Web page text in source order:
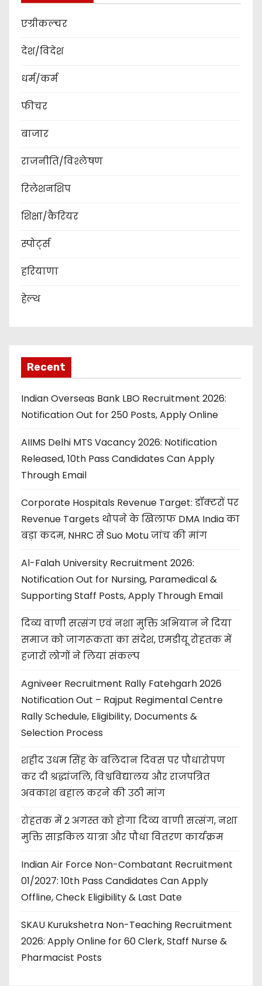
एग्रीकल्चर
देश/विदेश
धर्म/कर्म
फीचर
बाजार
राजनीति/विश्लेषण
रिलेशनशिप
शिक्षा/कैरियर
स्पोर्ट्स
हरियाणा
हेल्थ
Recent
Indian Overseas Bank LBO Recruitment 2026:
Notification Out for 250 Posts, Apply Online
AIIMS Delhi MTS Vacancy 2026: Notification
Released, 10th Pass Candidates Can Apply
Through Email
Corporate Hospitals Revenue Target: डॉक्टरों पर
Revenue Targets थोपने के खिलाफ DMA India का
बड़ा कदम, NHRC से Suo Motu जांच की मांग
Al-Falah University Recruitment 2026:
Notification Out for Nursing, Paramedical &
Supporting Staff Posts, Apply Through Email
दिव्य वाणी सत्संग एवं नशा मुक्ति अभियान ने दिया
समाज को जागरूकता का संदेश, एमडीयू रोहतक में
हजारों लोगों ने लिया संकल्प
Agniveer Recruitment Rally Fatehgarh 2026
Notification Out – Rajput Regimental Centre
Rally Schedule, Eligibility, Documents &
Selection Process
शहीद उधम सिंह के बलिदान दिवस पर पौधारोपण
कर दी श्रद्धांजलि, विश्वविद्यालय और राजपत्रित
अवकाश बहाल करने की उठी मांग
रोहतक में 2 अगस्त को होगा दिव्य वाणी सत्संग, नशा
मुक्ति साइकिल यात्रा और पौधा वितरण कार्यक्रम
Indian Air Force Non-Combatant Recruitment
01/2027: 10th Pass Candidates Can Apply
Offline, Check Eligibility & Last Date
SKAU Kurukshetra Non-Teaching Recruitment
2026: Apply Online for 60 Clerk, Staff Nurse &
Pharmacist Posts